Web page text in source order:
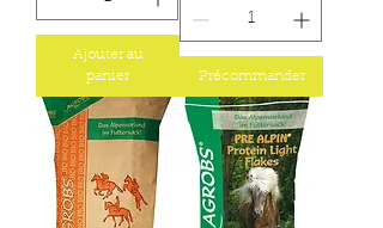
Ajouter au
panier
Précommander